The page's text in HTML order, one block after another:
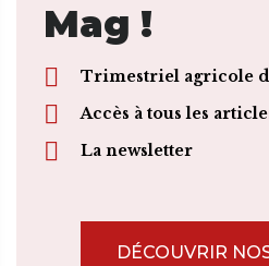
Mag !
Trimestriel agricole
Accès à tous les
La newsletter
DÉCOUVRIR